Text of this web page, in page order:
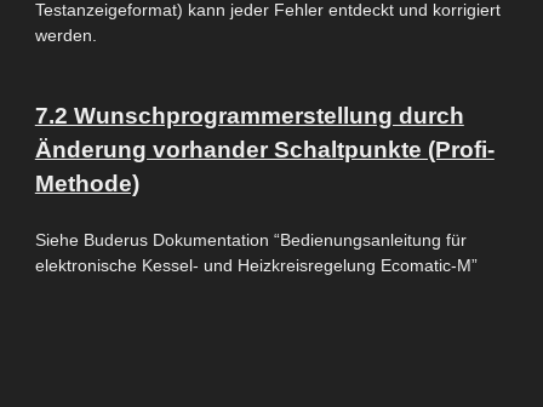
Testanzeigeformat) kann jeder Fehler entdeckt und korrigiert
werden.
7.2 Wunschprogrammerstellung durch
Änderung vorhander Schaltpunkte (Profi-
Methode)
Siehe Buderus Dokumentation “Bedienungsanleitung für
elektronische Kessel- und Heizkreisregelung Ecomatic-M”